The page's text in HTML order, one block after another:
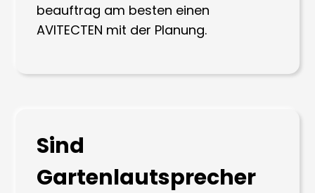
beauftrag am besten einen
AVITECTEN mit der Planung.
Sind
Gartenlautsprecher